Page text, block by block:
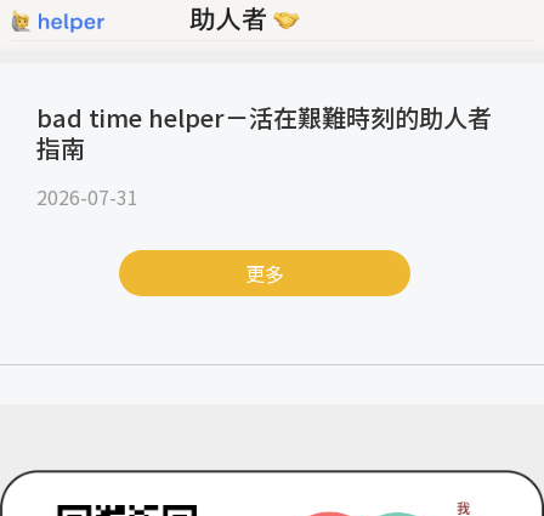
bad time helper－活在艱難時刻的助人者
指南
2026-07-31
更多